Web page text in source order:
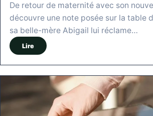
De retour de maternité avec son
découvre une note posée sur la table
sa belle-mère Abigail lui réclame…
Lire